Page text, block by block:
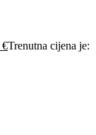
€Trenutna cijena je: